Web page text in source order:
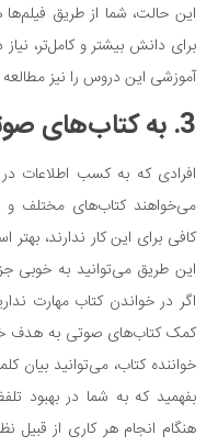
این حالت، شما از طریق
برای دانش بیشتر و کامل‌تر،
آموزشی این دروس را نیز مطالعه
3. به کتاب‌های صوتی گوش دهید
افرادی که به کسب اطلاعات
می‌خواهند کتاب‌های مختلف و
کافی برای این کار ندارند،
این طریق می‌توانید به خوبی
اگر در خواندن کتاب مهارت
کمک کتاب‌های صوتی به هدف
خواننده کتاب، می‌توانید بیان
بفهمید که به شما در بهبود
هنگام انجام هر کاری از قبیل